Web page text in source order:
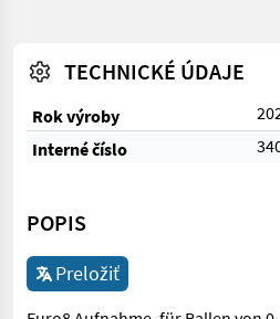
TECHNICKÉ ÚDAJE
Rok výroby
Interné číslo
POPIS
Preložiť